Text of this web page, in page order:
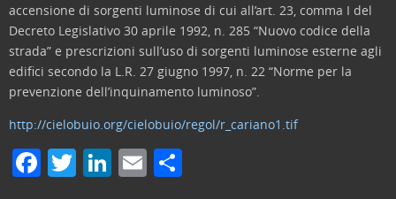
accensione di sorgenti luminose di cui all’art. 23, comma I del
Decreto Legislativo 30 aprile 1992, n. 285 “Nuovo codice della
strada” e prescrizioni sull’uso di sorgenti luminose esterne agli
edifici secondo la L.R. 27 giugno 1997, n. 22 “Norme per la
prevenzione dell’inquinamento luminoso”.
http://cielobuio.org/cielobuio/regol/r_cariano1.tif
F T Li E